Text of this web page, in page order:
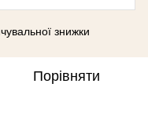
знижки
Порівняти